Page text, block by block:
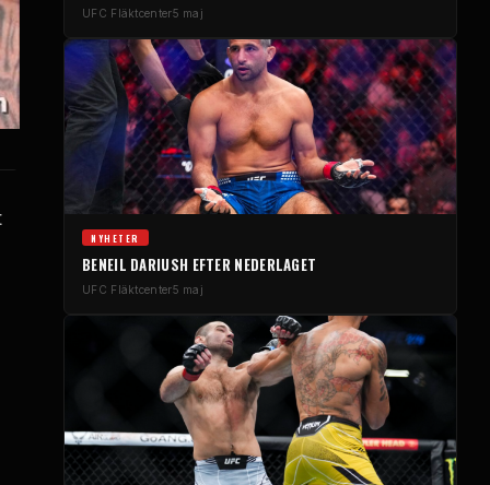
UFC Fläktcenter5 maj
NYHETER
BENEIL DARIUSH EFTER NEDERLAGET
UFC Fläktcenter5 maj